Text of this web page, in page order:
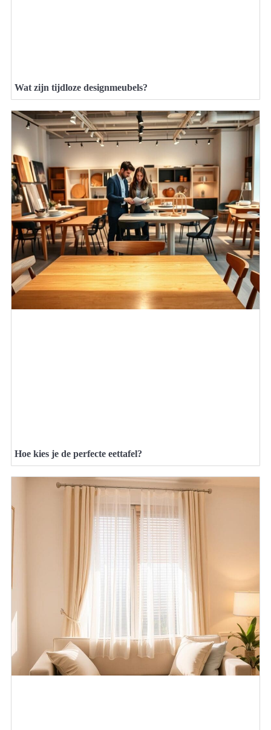
Wat zijn tijdloze designmeubels?
Hoe kies je de perfecte eettafel?